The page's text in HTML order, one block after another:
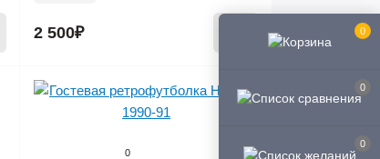
0
0
0
2 500₽
0